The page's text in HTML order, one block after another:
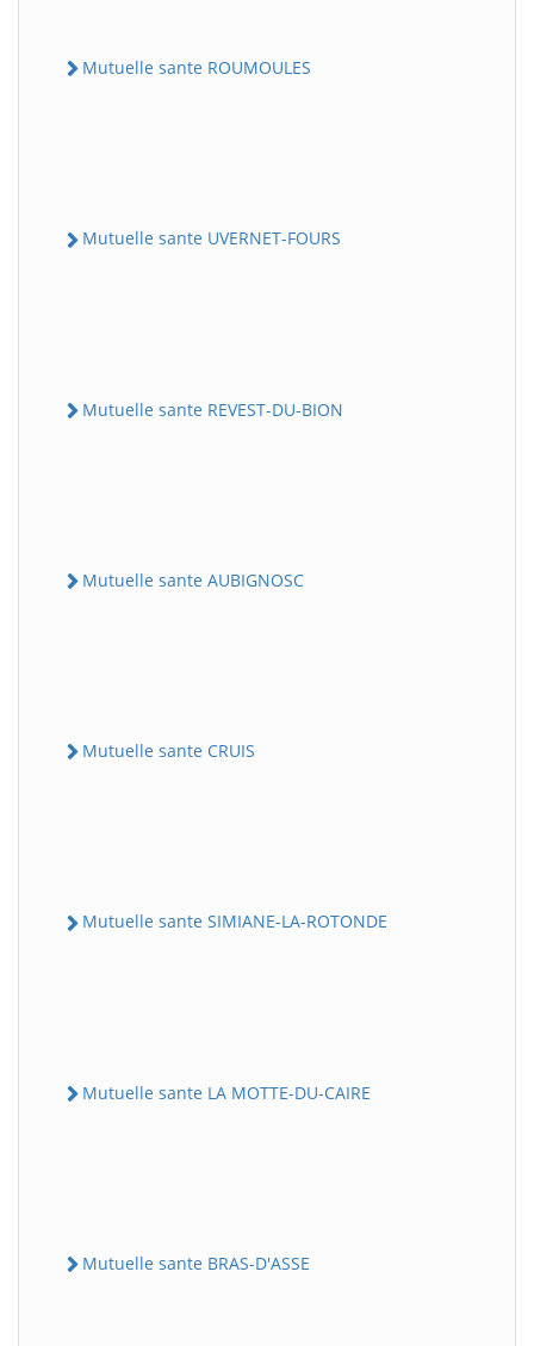
Mutuelle sante ROUMOULES
Mutuelle sante UVERNET-FOURS
Mutuelle sante REVEST-DU-BION
Mutuelle sante AUBIGNOSC
Mutuelle sante CRUIS
Mutuelle sante SIMIANE-LA-ROTONDE
Mutuelle sante LA MOTTE-DU-CAIRE
Mutuelle sante BRAS-D'ASSE